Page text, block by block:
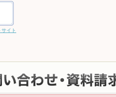
イト